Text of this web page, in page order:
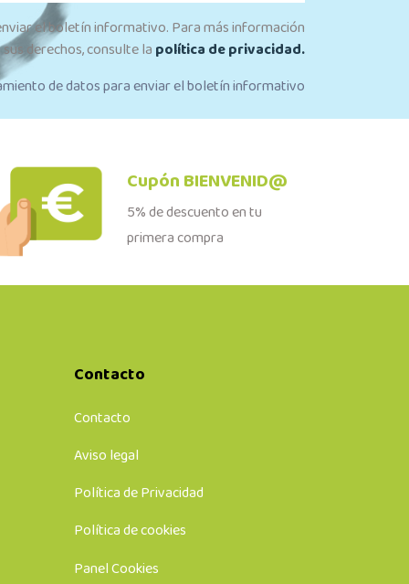
el boletín informativo. Para más información
derechos, consulte lapolítica de privacidad.
de datos para enviar el boletín informativo
Cupón BIENVENID@
5% de descuento en tu
primera compra
Contacto
Contacto
Aviso legal
Política de Privacidad
Política de cookies
Panel Cookies